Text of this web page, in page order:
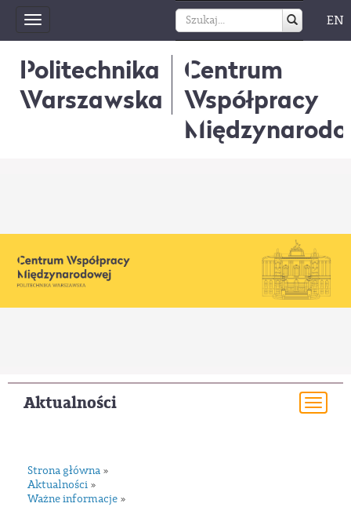
Toggle
navigation
EN
Politechnika
Warszawska
Centrum
Współpracy
Aktualności
Strona główna »
Aktualności »
Ważne informacje »